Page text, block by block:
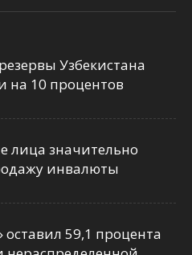
Узбекистана
на 10 процентов
лица значительно
инвалюты
59,1 процента